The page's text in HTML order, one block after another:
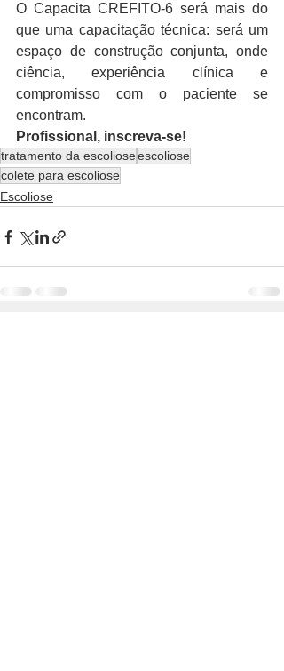
O Capacita CREFITO-6 será mais do
que uma capacitação técnica: será um
espaço de construção conjunta, onde
ciência, experiência clínica e
compromisso com o paciente se
encontram.
Profissional, inscreva-se!
tratamento da escolioseescoliose
colete para escoliose
Escoliose